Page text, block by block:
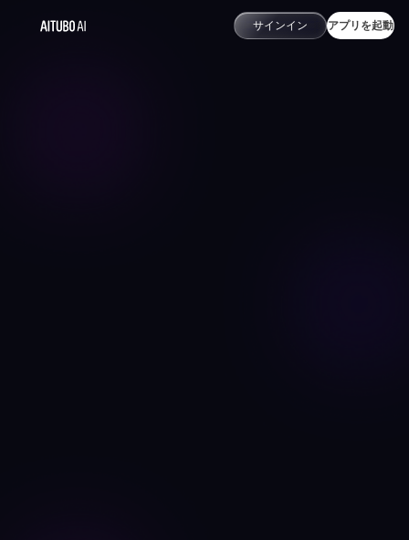
サインイン アプリを起動